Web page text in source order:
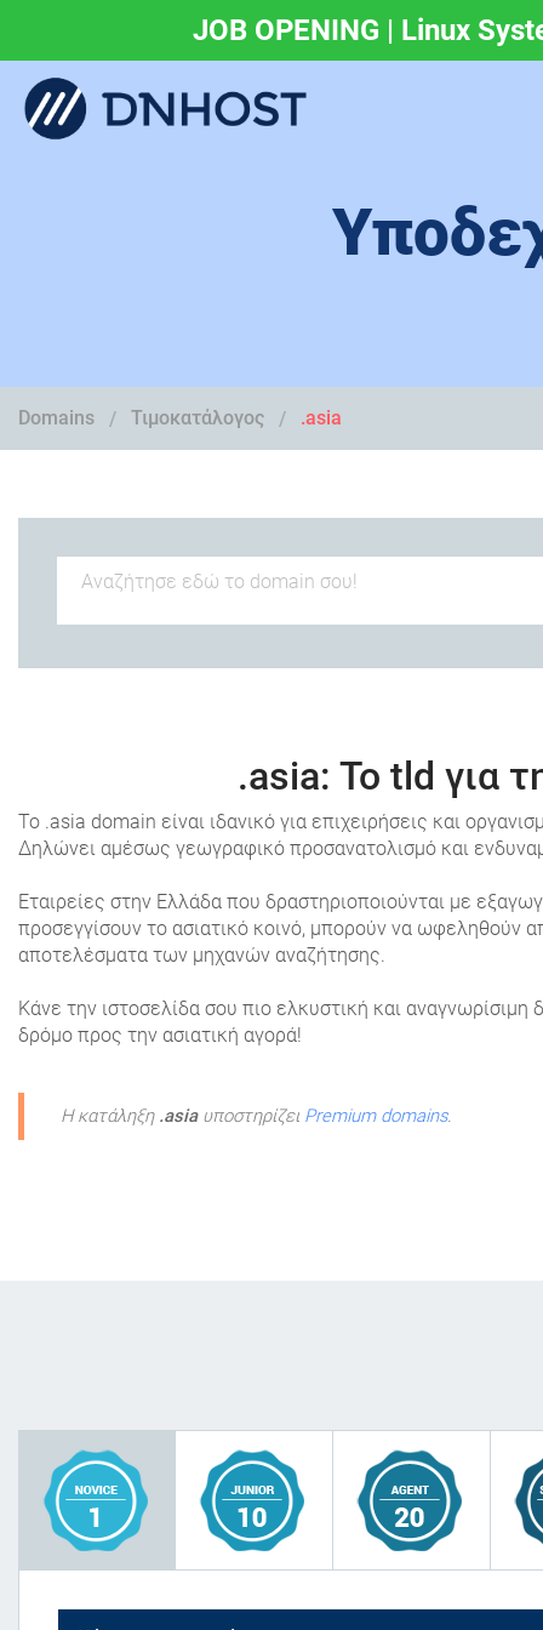
JOB OPENING | Linux
.eu & .ευ domains
Domains Τιμοκατάλογος .asia
.asia: Το tld για
Το .asia domain είναι ιδανικό για επιχειρήσεις και
Δηλώνει αμέσως γεωγραφικό προσανατολισμό και
Εταιρείες στην Ελλάδα που δραστηριοποιούνται με
προσεγγίσουν το ασιατικό κοινό, μπορούν να ωφεληθούν
αποτελέσματα των μηχανών αναζήτησης.
Κάνε την ιστοσελίδα σου πιο ελκυστική και
δρόμο προς την ασιατική αγορά!
Η κατάληξη .asiaυποστηρίζει Premium domains.